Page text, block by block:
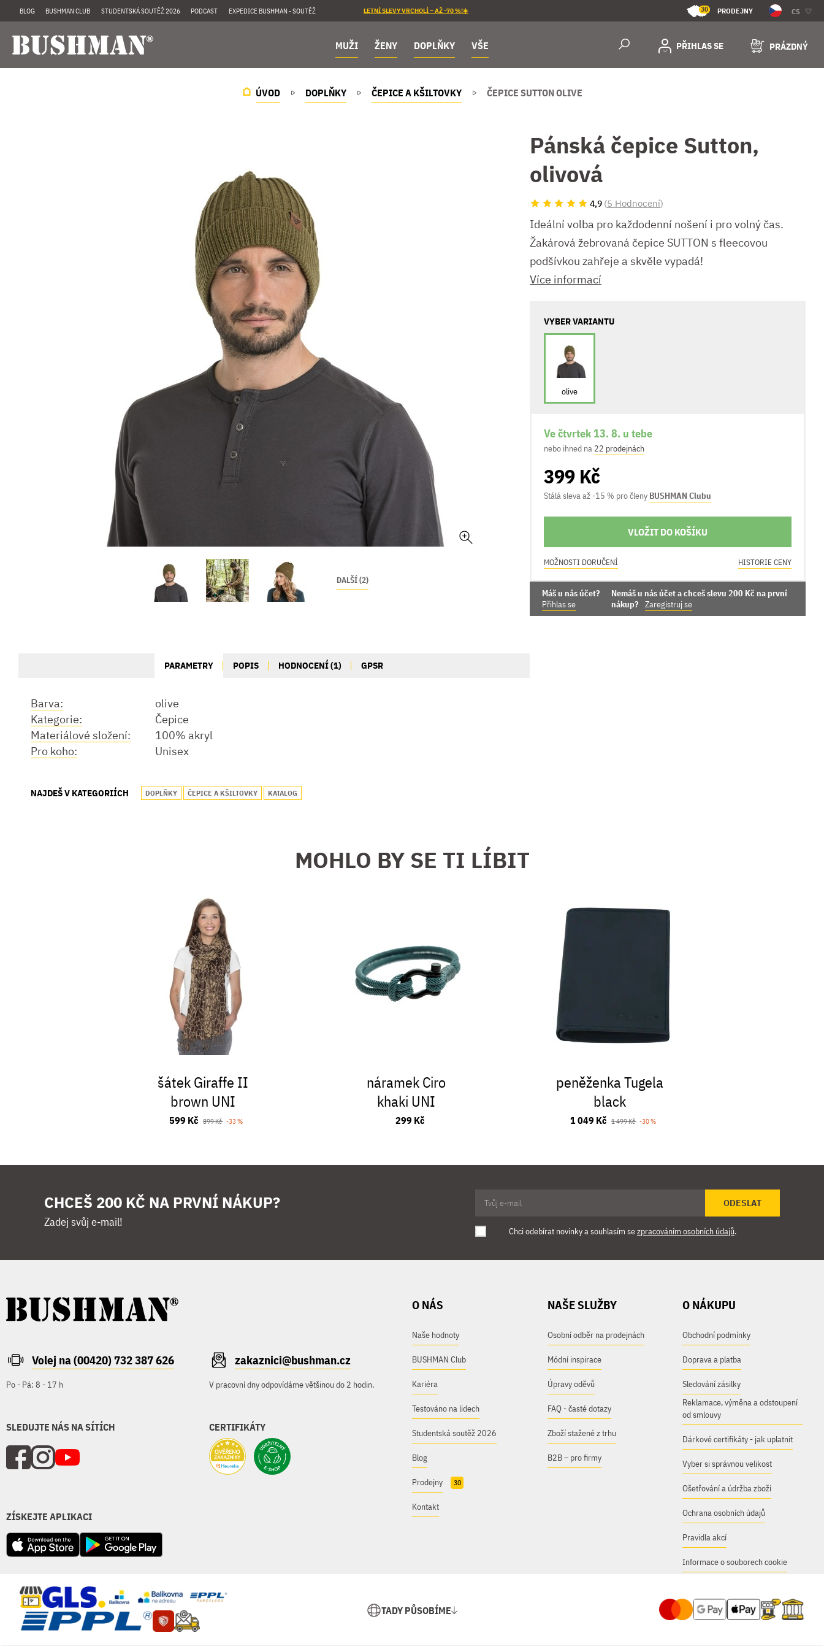
BLOG BUSHMAN CLUB STUDENTSKÁ SOUTĚŽ 2026 PODCAST EXPEDICE BUSHMAN - SOUTĚŽ LETNÍ SLEVY VRCHOLÍ – AŽ -70 %!☀️ 30 PRODEJNY CS
MUŽI ŽENY DOPLŇKY VŠE PŘIHLAS SE PRÁZDNÝ
ÚVOD DOPLŇKY ČEPICE A KŠILTOVKY ČEPICE SUTTON OLIVE
DALŠÍ (2)
Pánská čepice Sutton,
olivová
4,9 (5 Hodnocení)
Ideální volba pro každodenní nošení i pro volný čas.
Žakárová žebrovaná čepice SUTTON s fleecovou
podšívkou zahřeje a skvěle vypadá!
Více informací
VYBER VARIANTU
olive
Ve čtvrtek 13. 8. u tebe
nebo ihned na 22 prodejnách
399 Kč
Stálá sleva až -15 % pro členy BUSHMAN Clubu
VLOŽIT DO KOŠÍKU
MOŽNOSTI DORUČENÍ HISTORIE CENY
Máš u nás účet?
Přihlas se
Nemáš u nás účet a chceš slevu 200 Kč na první
nákup?
Zaregistruj se
PARAMETRY POPIS HODNOCENÍ (1) GPSR
Barva:
olive
Kategorie:
Čepice
Materiálové složení:
100% akryl
Pro koho:
Unisex
NAJDEŠ V KATEGORIÍCH DOPLŇKY ČEPICE A KŠILTOVKY KATALOG
MOHLO BY SE TI LÍBIT
šátek Giraffe II
brown UNI
599 Kč 899 Kč -33 %
náramek Ciro
khaki UNI
299 Kč
peněženka Tugela
black
1 049 Kč 1 499 Kč -30 %
CHCEŠ 200 KČ NA PRVNÍ NÁKUP?
Zadej svůj e-mail!
ODESLAT
Chci odebírat novinky a souhlasím sezpracováním osobních údajů.
Volej na (00420) 732 387 626
Po - Pá: 8 - 17 h
zakaznici@bushman.cz
V pracovní dny odpovídáme většinou do 2 hodin.
SLEDUJTE NÁS NA SÍTÍCH CERTIFIKÁTY
ZÍSKEJTE APLIKACI
O NÁS
Naše hodnoty
BUSHMAN Club
Kariéra
Testováno na lidech
Studentská soutěž 2026
Blog
Prodejny 30
Kontakt
NAŠE SLUŽBY
Osobní odběr na prodejnách
Módní inspirace
Úpravy oděvů
FAQ - časté dotazy
Zboží stažené z trhu
B2B – pro firmy
O NÁKUPU
Obchodní podmínky
Doprava a platba
Sledování zásilky
Reklamace, výměna a odstoupení
od smlouvy
Dárkové certifikáty - jak uplatnit
Vyber si správnou velikost
Ošetřování a údržba zboží
Ochrana osobních údajů
Pravidla akcí
Informace o souborech cookie
TADY PŮSOBÍME